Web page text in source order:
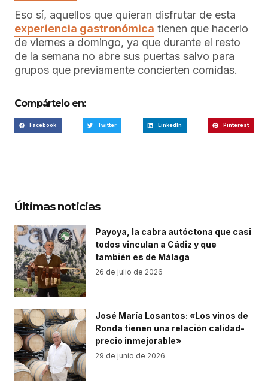
Eso sí, aquellos que quieran disfrutar de esta
experiencia gastronómica tienen que hacerlo
de viernes a domingo, ya que durante el resto
de la semana no abre sus puertas salvo para
grupos que previamente concierten comidas.
Compártelo en:
Facebook Twitter LinkedIn Pinterest
Últimas noticias
Payoya, la cabra autóctona que casi
todos vinculan a Cádiz y que
también es de Málaga
26 de julio de 2026
José María Losantos: «Los vinos de
Ronda tienen una relación calidad-
precio inmejorable»
29 de junio de 2026